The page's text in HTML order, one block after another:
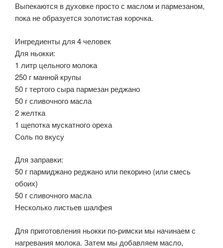
Выпекаются в духовке просто с маслом и пармезаном,
пока не образуется золотистая корочка.
Ингредиенты для 4 человек
Для ньокки:
1 литр цельного молока
250 г манной крупы
50 г тертого сыра пармезан реджано
50 г сливочного масла
2 желтка
1 щепотка мускатного ореха
Соль по вкусу
Для заправки:
50 г пармиджано реджано или пекорино (или смесь
обоих)
50 г сливочного масла
Несколько листьев шалфея
Для приготовления ньокки по-римски мы начинаем с
нагревания молока. Затем мы добавляем масло,